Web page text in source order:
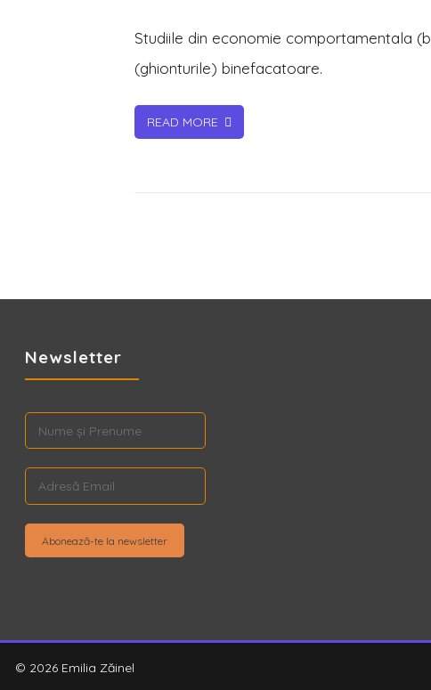
Studiile din economie comportamentala
(ghionturile) binefacatoare.
READ MORE
Newsletter
© 2026 Emilia Zăinel